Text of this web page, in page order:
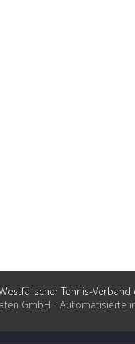
Tennis-Verband
GmbH - Automatisierte